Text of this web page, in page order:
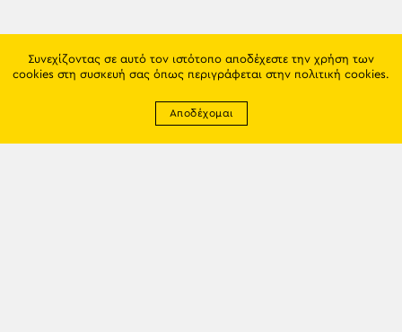
Συνεχίζοντας σε αυτό τον ιστότοπο αποδέχεστε την χρήση των
cookies στη συσκευή σας όπως περιγράφεται στην πολιτική cookies.
Αποδέχομαι